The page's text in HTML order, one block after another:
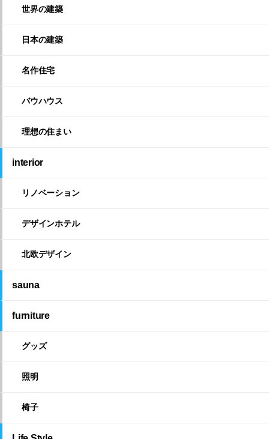
世界の建築
日本の建築
名作住宅
バウハウス
理想の住まい
interior
リノベーション
デザインホテル
北欧デザイン
sauna
furniture
グッズ
照明
椅子